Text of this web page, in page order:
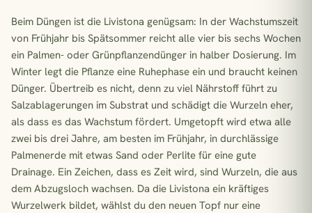
Beim Düngen ist die Livistona genügsam: In der Wachstumszeit
von Frühjahr bis Spätsommer reicht alle vier bis sechs Wochen
ein Palmen- oder Grünpflanzendünger in halber Dosierung. Im
Winter legt die Pflanze eine Ruhephase ein und braucht keinen
Dünger. Übertreib es nicht, denn zu viel Nährstoff führt zu
Salzablagerungen im Substrat und schädigt die Wurzeln eher,
als dass es das Wachstum fördert. Umgetopft wird etwa alle
zwei bis drei Jahre, am besten im Frühjahr, in durchlässige
Palmenerde mit etwas Sand oder Perlite für eine gute
Drainage. Ein Zeichen, dass es Zeit wird, sind Wurzeln, die aus
dem Abzugsloch wachsen. Da die Livistona ein kräftiges
Wurzelwerk bildet, wählst du den neuen Topf nur eine